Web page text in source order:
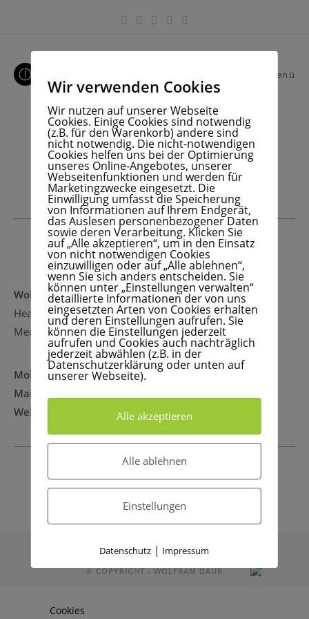
Menü
Online-Marketing
Wolfram Daur
Head of Online Marketing
Media Service Ostalb GmbH
Mobil:
+49 175 246 38 75
Mail:
Web:
www.daur.online
Impressum und Datenschutz
© COPYRIGHT - WOLFRAM DAUR
Cookies
Wir verwenden Cookies
Wir nutzen auf unserer Webseite
Cookies. Einige Cookies sind notwendig
(z.B. für den Warenkorb) andere sind
nicht notwendig. Die nicht-notwendigen
Cookies helfen uns bei der Optimierung
unseres Online-Angebotes, unserer
Webseitenfunktionen und werden für
Marketingzwecke eingesetzt. Die
Einwilligung umfasst die Speicherung
von Informationen auf Ihrem Endgerät,
das Auslesen personenbezogener Daten
sowie deren Verarbeitung. Klicken Sie
auf „Alle akzeptieren“, um in den Einsatz
von nicht notwendigen Cookies
einzuwilligen oder auf „Alle ablehnen“,
wenn Sie sich anders entscheiden. Sie
können unter „Einstellungen verwalten“
detaillierte Informationen der von uns
eingesetzten Arten von Cookies erhalten
und deren Einstellungen aufrufen. Sie
können die Einstellungen jederzeit
aufrufen und Cookies auch nachträglich
jederzeit abwählen (z.B. in der
Datenschutzerklärung oder unten auf
unserer Webseite).
Alle akzeptieren
Alle ablehnen
Einstellungen
Datenschutz | Impressum